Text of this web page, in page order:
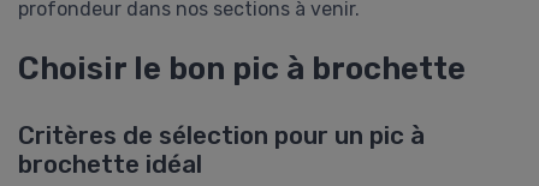
profondeur dans nos sections à venir.
Choisir le bon pic à brochette
Critères de sélection pour un pic à
brochette idéal